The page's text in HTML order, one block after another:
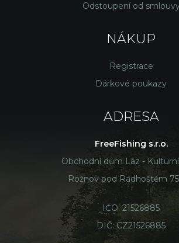
Odstoupení od
NÁKUP
Registrace
Dárkové poukazy
ADRESA
FreeFishing s.r.o.
Obchodní dům Láz -
Rožnov pod Radhoštěm
IČO: 21526885
DIČ: CZ21526885